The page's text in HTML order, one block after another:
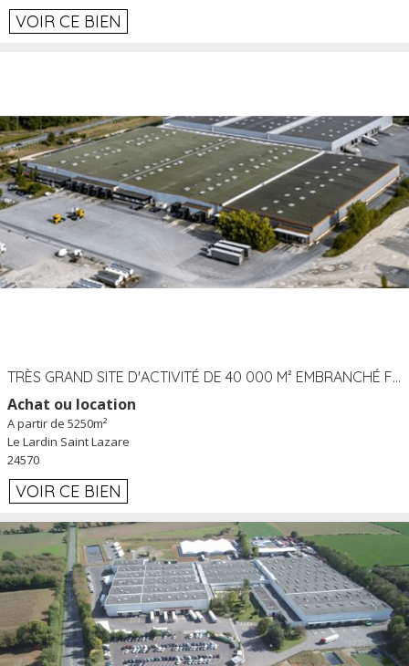
VOIR CE BIEN
TRÈS GRAND SITE D'ACTIVITÉ DE 40 000 M² EMBRANCHÉ FER AU LARDIN SAINT LAZARE (24) PROCHE A89 À LOUER
Achat ou location
A partir de 5250m²
Le Lardin Saint Lazare
24570
VOIR CE BIEN